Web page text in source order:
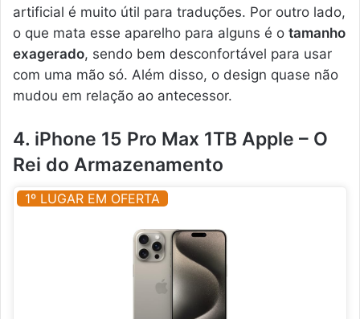
artificial é muito útil para traduções. Por outro lado,
o que mata esse aparelho para alguns é o tamanho
exagerado, sendo bem desconfortável para usar
com uma mão só. Além disso, o design quase não
mudou em relação ao antecessor.
4. iPhone 15 Pro Max 1TB Apple – O
Rei do Armazenamento
1º LUGAR EM OFERTA